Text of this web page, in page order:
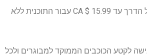
כאשר אופציות נעות כל הדרך עד 15.99 $ CA עבור התוכנית ללא
לקטע הכוכבים הממוקד למבוגרים ולכל